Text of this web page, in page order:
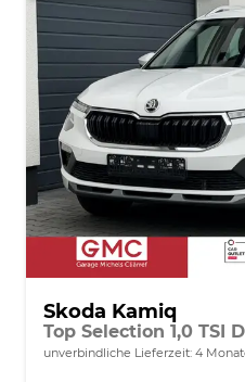
Skoda Kamiq
Top Selection 1,0 TSI
unverbindliche Lieferzeit: 4